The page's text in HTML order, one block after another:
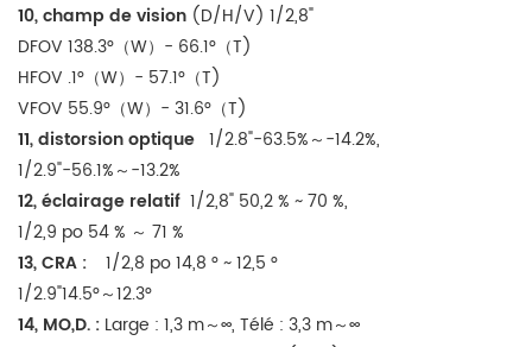
10, champ de vision (D/H/V) 1/2,8"
DFOV 138.3°（W）- 66.1°（T)
HFOV .1°（W）- 57.1°（T)
VFOV 55.9°（W）- 31.6°（T)
11, distorsion optique 1/2.8"-63.5%～-14.2%,
1/2.9"-56.1%～-13.2%
12, éclairage relatif 1/2,8" 50,2 % ~ 70 %,
1/2,9 po 54 % ～ 71 %
13, CRA :
1/2,8 po 14,8 ° ~ 12,5 °
1/2.9"14.5°～12.3°
14, MO,D. : Large : 1,3 m～∞, Télé : 3,3 m～∞